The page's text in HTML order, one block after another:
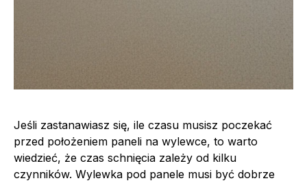
Jeśli zastanawiasz się, ile czasu musisz poczekać
przed położeniem paneli na wylewce, to warto
wiedzieć, że czas schnięcia zależy od kilku
czynników. Wylewka pod panele musi być dobrze